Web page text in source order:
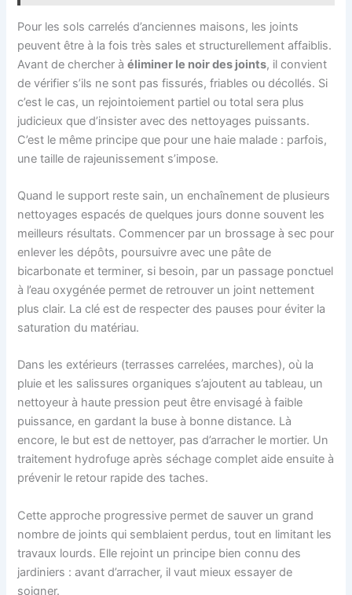
Pour les sols carrelés d’anciennes maisons, les joints
peuvent être à la fois très sales et structurellement affaiblis.
Avant de chercher àéliminer le noir des joints, il convient
de vérifier s’ils ne sont pas fissurés, friables ou décollés. Si
c’est le cas, un rejointoiement partiel ou total sera plus
judicieux que d’insister avec des nettoyages puissants.
C’est le même principe que pour une haie malade : parfois,
une taille de rajeunissement s’impose.
Quand le support reste sain, un enchaînement de plusieurs
nettoyages espacés de quelques jours donne souvent les
meilleurs résultats. Commencer par un brossage à sec pour
enlever les dépôts, poursuivre avec une pâte de
bicarbonate et terminer, si besoin, par un passage ponctuel
à l’eau oxygénée permet de retrouver un joint nettement
plus clair. La clé est de respecter des pauses pour éviter la
saturation du matériau.
Dans les extérieurs (terrasses carrelées, marches), où la
pluie et les salissures organiques s’ajoutent au tableau, un
nettoyeur à haute pression peut être envisagé à faible
puissance, en gardant la buse à bonne distance. Là
encore, le but est de nettoyer, pas d’arracher le mortier. Un
traitement hydrofuge après séchage complet aide ensuite à
prévenir le retour rapide des taches.
Cette approche progressive permet de sauver un grand
nombre de joints qui semblaient perdus, tout en limitant les
travaux lourds. Elle rejoint un principe bien connu des
jardiniers : avant d’arracher, il vaut mieux essayer de
soigner.